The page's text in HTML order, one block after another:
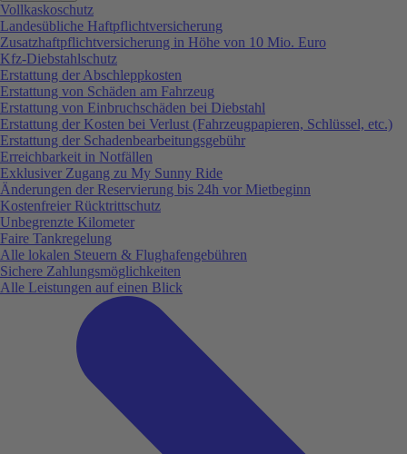
Vollkaskoschutz
Landesübliche Haftpflichtversicherung
Zusatzhaftpflichtversicherung in Höhe von 10 Mio. Euro
Kfz-Diebstahlschutz
Erstattung der Abschleppkosten
Erstattung von Schäden am Fahrzeug
Erstattung von Einbruchschäden bei Diebstahl
Erstattung der Kosten bei Verlust (Fahrzeugpapieren, Schlüssel, etc.)
Erstattung der Schadenbearbeitungsgebühr
Erreichbarkeit in Notfällen
Exklusiver Zugang zu My Sunny Ride
Änderungen der Reservierung bis 24h vor Mietbeginn
Kostenfreier Rücktrittschutz
Unbegrenzte Kilometer
Faire Tankregelung
Alle lokalen Steuern & Flughafengebühren
Sichere Zahlungsmöglichkeiten
Alle Leistungen auf einen Blick